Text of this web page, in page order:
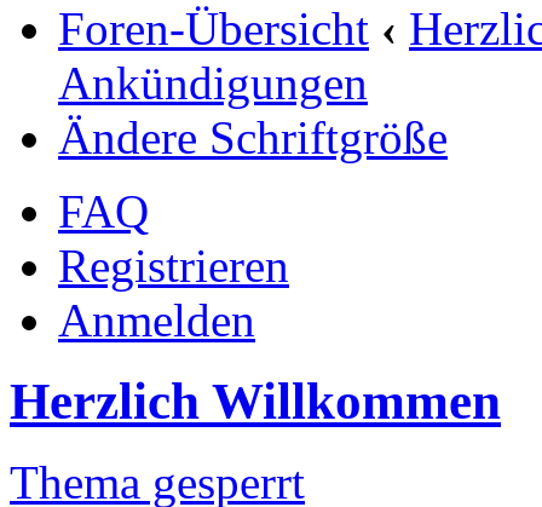
Foren-Übersicht ‹
Ankündigungen
Ändere Schriftgröße
FAQ
Registrieren
Anmelden
Herzlich Willkommen
Thema gesperrt